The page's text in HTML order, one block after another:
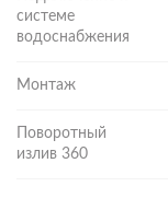
Cersanit
смесителя
Крепкий и
системе
водоснабжения
Монтаж
Поворотный
излив 360